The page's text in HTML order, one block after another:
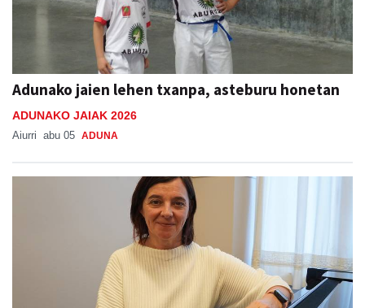
Adunako jaien lehen txanpa, asteburu honetan
ADUNAKO JAIAK 2026
Aiurri abu 05 ADUNA